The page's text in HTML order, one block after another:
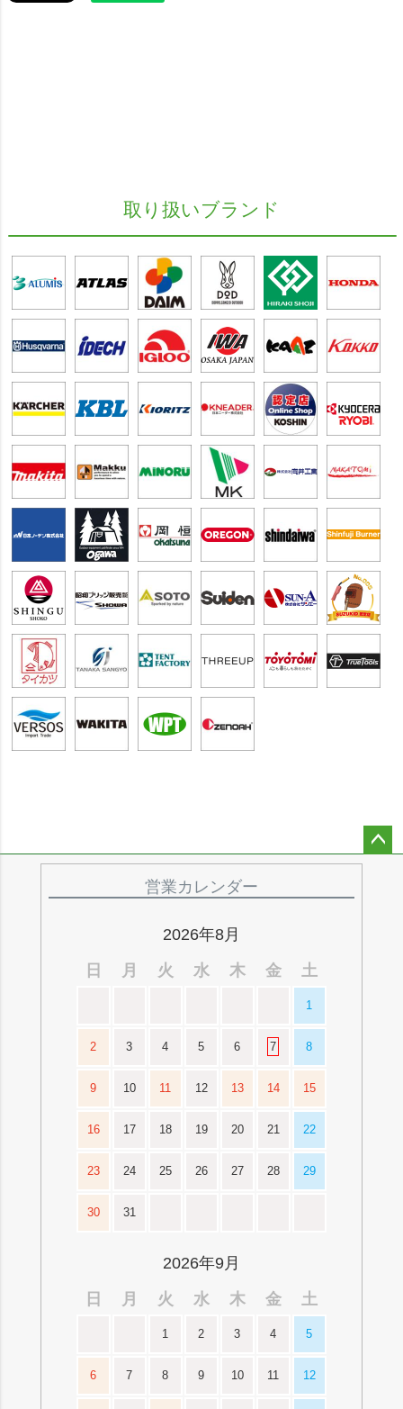
取り扱いブランド
営業カレンダー
2026年8月
日
月 火 水 木 金 土
1
2 3 4 5 6 7 8
9 10 11 12 13 14 15
16 17 18 19 20 21 22
23 24 25 26 27 28 29
30 31
2026年9月
日
月 火 水 木 金 土
1 2 3 4 5
6 7 8 9 10 11 12